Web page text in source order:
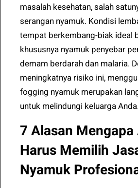
masalah kesehatan, salah
serangan nyamuk. Kondisi
tempat berkembang-biak ideal
khususnya nyamuk penyebar
demam berdarah dan malaria.
meningkatnya risiko ini,
fogging nyamuk merupakan
untuk melindungi keluarga Anda.
7 Alasan Mengapa
Harus Memilih
Nyamuk